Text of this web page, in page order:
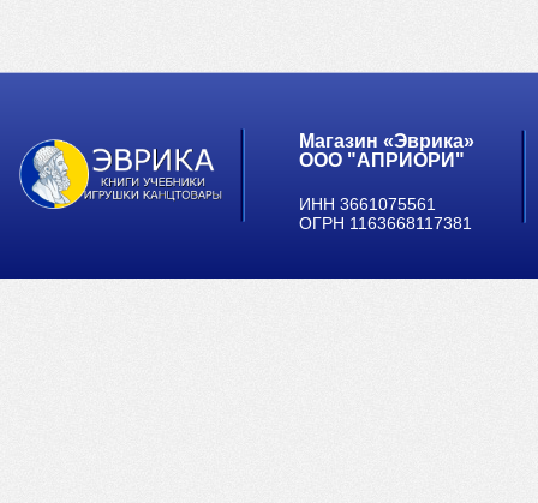
Магазин «Эврика»
ООО "АПРИОРИ"
ИНН 3661075561
ОГРН 1163668117381